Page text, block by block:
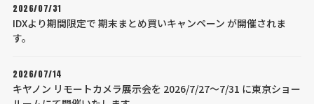
2026/07/31
IDXより期間限定で 期末まとめ買いキャンペーン が開催されま
す。
2026/07/14
キヤノン リモートカメラ展示会を 2026/7/27～7/31 に東京ショー